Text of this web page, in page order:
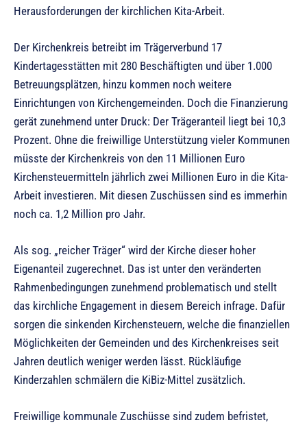
Herausforderungen der kirchlichen Kita-Arbeit.
Der Kirchenkreis betreibt im Trägerverbund 17
Kindertagesstätten mit 280 Beschäftigten und über 1.000
Betreuungsplätzen, hinzu kommen noch weitere
Einrichtungen von Kirchengemeinden. Doch die Finanzierung
gerät zunehmend unter Druck: Der Trägeranteil liegt bei 10,3
Prozent. Ohne die freiwillige Unterstützung vieler Kommunen
müsste der Kirchenkreis von den 11 Millionen Euro
Kirchensteuermitteln jährlich zwei Millionen Euro in die Kita-
Arbeit investieren. Mit diesen Zuschüssen sind es immerhin
noch ca. 1,2 Million pro Jahr.
Als sog. „reicher Träger“ wird der Kirche dieser hoher
Eigenanteil zugerechnet. Das ist unter den veränderten
Rahmenbedingungen zunehmend problematisch und stellt
das kirchliche Engagement in diesem Bereich infrage. Dafür
sorgen die sinkenden Kirchensteuern, welche die finanziellen
Möglichkeiten der Gemeinden und des Kirchenkreises seit
Jahren deutlich weniger werden lässt. Rückläufige
Kinderzahlen schmälern die KiBiz-Mittel zusätzlich.
Freiwillige kommunale Zuschüsse sind zudem befristet,